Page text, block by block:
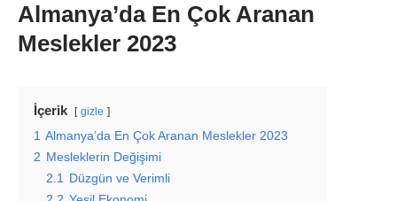
Almanya’da En Çok Aranan
Meslekler 2023
İçerik gizle
1 Almanya’da En Çok Aranan Meslekler 2023
2 Mesleklerin Değişimi
2.1 Düzgün ve Verimli